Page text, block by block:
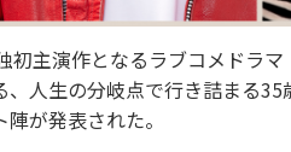
主演作となるラブコメドラ
人生の分岐点で行き詰まる
が発表された。